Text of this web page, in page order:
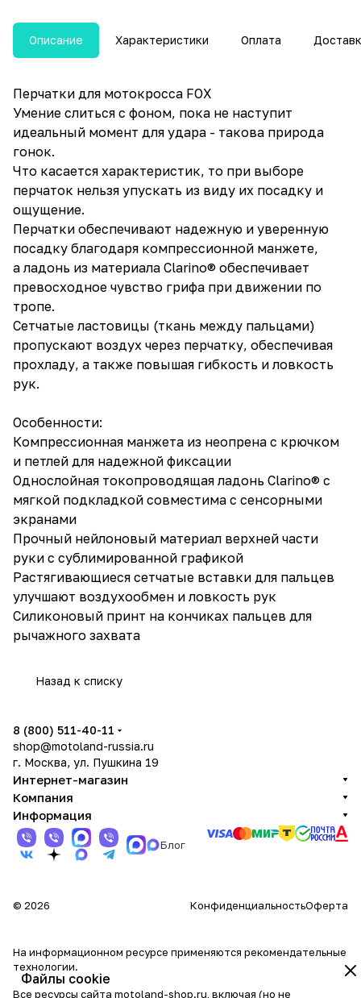
Описание Характеристики Оплата
Перчатки для мотокросса FOX
Умение слиться с фоном, пока не наступит
идеальный момент для удара - такова природа
гонок.
Что касается характеристик, то при выборе
перчаток нельзя упускать из виду их посадку и
ощущение.
Перчатки обеспечивают надежную и уверенную
посадку благодаря компрессионной манжете,
а ладонь из материала Clarino® обеспечивает
превосходное чувство грифа при движении по
тропе.
Сетчатые ластовицы (ткань между пальцами)
пропускают воздух через перчатку, обеспечивая
прохладу, а также повышая гибкость и ловкость
рук.
Особенности:
Компрессионная манжета из неопрена с крючком
и петлей для надежной фиксации
Однослойная токопроводящая ладонь Clarino® с
мягкой подкладкой совместима с сенсорными
экранами
Прочный нейлоновый материал верхней части
руки с сублимированной графикой
Растягивающиеся сетчатые вставки для пальцев
улучшают воздухообмен и ловкость рук
Силиконовый принт на кончиках пальцев для
рычажного захвата
Назад к списку
Файлы cookie
8 (800) 511-40-11
shop@motoland-russia.ru
г. Москва, ул. Пушкина 19
Интернет-магазин
Компания
Информация
Блог
© 2026 КонфиденциальностьОферта
На информационном ресурсе применяются рекомендательные
технологии.
Все ресурсы сайта motoland-shop.ru, включая (но не